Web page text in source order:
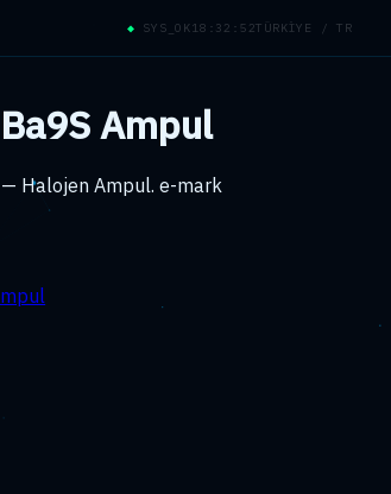
◆ SYS_OK18:32:52TÜRKİYE / TR
Ampul
Halojen Ampul. e-mark